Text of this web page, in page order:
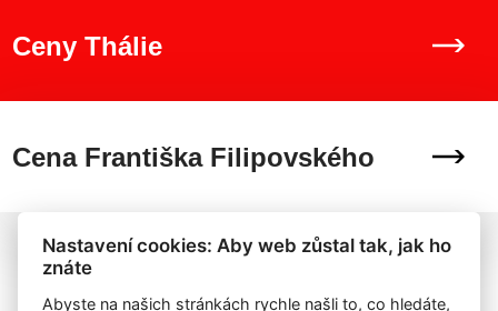
Ceny Thálie
Cena Františka Filipovského
Nastavení cookies: Aby web zůstal tak, jak ho
znáte
Abyste na našich stránkách rychle našli to, co hledáte,